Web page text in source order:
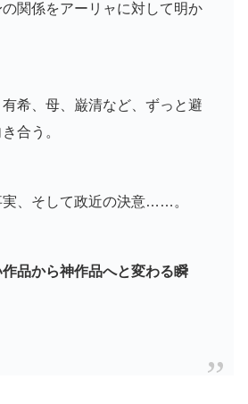
関係をアーリャに対して明か
希、母、巌清など、ずっと避
合う。
実、そして政近の決意……。
品から神作品へと変わる瞬